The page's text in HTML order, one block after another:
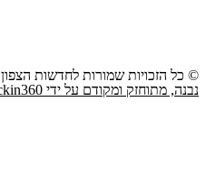
© כל הזכויות שמורות לחדשות הצפון
נבנה, מתוחזק ומקודם על ידי Clickin360